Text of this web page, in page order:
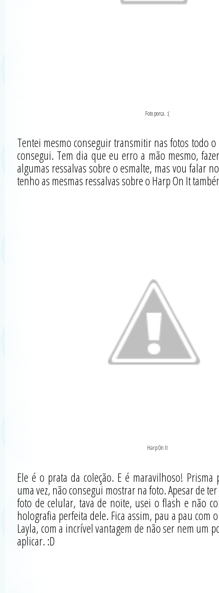
Foto porca. :(
Tentei mesmo conseguir transmitir nas fotos todo
consegui. Tem dia que eu erro a mão mesmo,
algumas ressalvas sobre o esmalte, mas vou falar
tenho as mesmas ressalvas sobre o Harp On It
Harp On It
Ele é o prata da coleção. E é maravilhoso!
uma vez, não consegui mostrar na foto. Apesar de
foto de celular, tava de noite, usei o flash e não
holografia perfeita dele. Fica assim, pau a pau com
Layla, com a incrível vantagem de não ser nem um
aplicar. :D